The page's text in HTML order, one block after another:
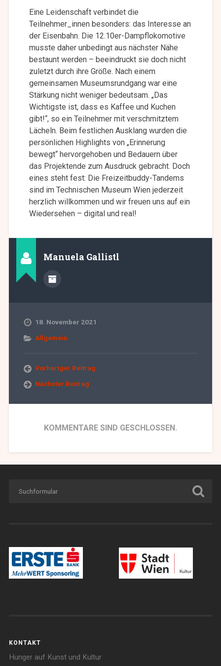
Eine Leidenschaft verbindet die
Teilnehmer_innen besonders: das Interesse an
der Eisenbahn. Die 12.10er-Dampflokomotive
musste daher unbedingt aus nächster Nähe
bestaunt werden – beeindruckt sie doch nicht
zuletzt durch ihre Größe. Nach einem
gemeinsamen Museumsrundgang war eine
Stärkung nicht weniger bedeutsam. „Das
Wichtigste ist, dass es Kaffee und Kuchen
gibt!“, so ein Teilnehmer mit verschmitztem
Lächeln. Beim festlichen Ausklang wurden die
persönlichen Highlights von „Erinnerung
bewegt“ hervorgehoben und Bedauern über
das Projektende zum Ausdruck gebracht. Doch
eines steht fest: Die Freizeitbuddy-Tandems
sind im Technischen Museum Wien jederzeit
herzlich willkommen und wir freuen uns auf ein
Wiedersehen – digital und real!
Manuela Gallistl
18. November 2021
Allgemein
Vorheriger Beitrag
Nächster Beitrag
KOMMENTARE SIND GESCHLOSSEN.
KONTAKT
Hunger auf Kunst und Kultur